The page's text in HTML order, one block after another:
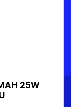
25W